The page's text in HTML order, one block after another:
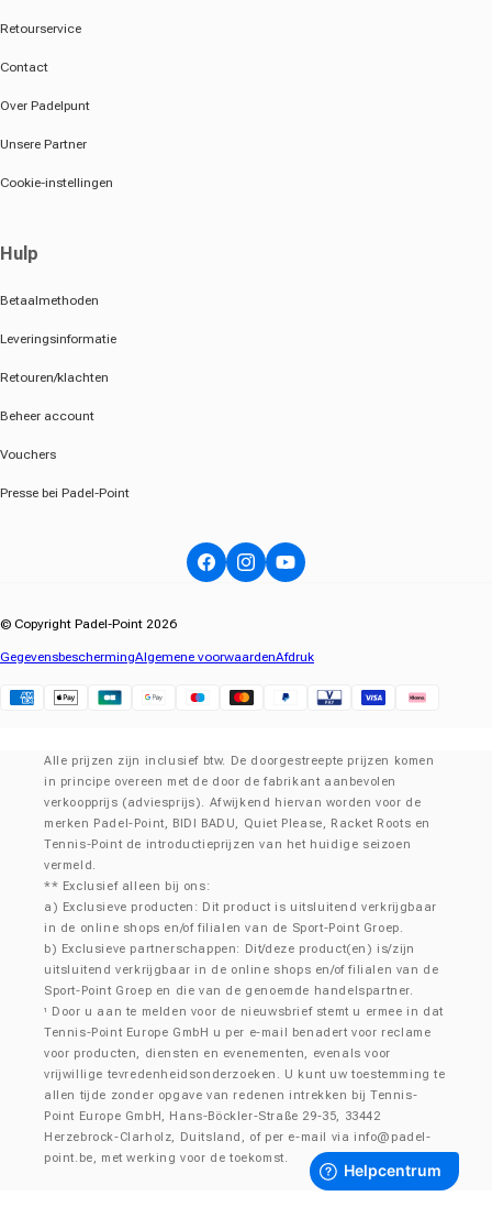
Retourservice
Contact
Over Padelpunt
Unsere Partner
Cookie-instellingen
Hulp
Betaalmethoden
Leveringsinformatie
Retouren/klachten
Beheer account
Vouchers
Presse bei Padel-Point
FacebookInstagramYouTube
© Copyright Padel-Point 2026
GegevensbeschermingAlgemene voorwaardenAfdruk
Alle prijzen zijn inclusief btw. De doorgestreepte prijzen komen
in principe overeen met de door de fabrikant aanbevolen
verkoopprijs (adviesprijs). Afwijkend hiervan worden voor de
merken Padel-Point, BIDI BADU, Quiet Please, Racket Roots en
Tennis-Point de introductieprijzen van het huidige seizoen
vermeld.
** Exclusief alleen bij ons:
a) Exclusieve producten: Dit product is uitsluitend verkrijgbaar
in de online shops en/of filialen van de Sport-Point Groep.
b) Exclusieve partnerschappen: Dit/deze product(en) is/zijn
uitsluitend verkrijgbaar in de online shops en/of filialen van de
Sport-Point Groep en die van de genoemde handelspartner.
¹
Door u aan te melden voor de nieuwsbrief stemt u ermee in dat
Tennis-Point Europe GmbH u per e-mail benadert voor reclame
voor producten, diensten en evenementen, evenals voor
vrijwillige tevredenheidsonderzoeken. U kunt uw toestemming te
allen tijde zonder opgave van redenen intrekken bij Tennis-
Point Europe GmbH, Hans-Böckler-Straße 29-35, 33442
Herzebrock-Clarholz, Duitsland, of per e-mail via info@padel-
point.be, met werking voor de toekomst.